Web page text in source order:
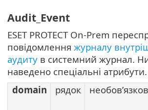
Audit_Event
ESET PROTECT On-Prem
повідомлення журналу
аудиту в системний журнал.
наведено спеціальні атрибути.
domain
рядок